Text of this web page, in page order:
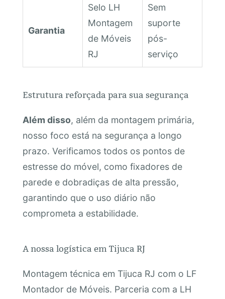
Garantia
Selo LH
Montagem
de Móveis
RJ
Sem
suporte
pós-
serviço
Estrutura reforçada para sua segurança
Além disso, além da montagem primária,
nosso foco está na segurança a longo
prazo. Verificamos todos os pontos de
estresse do móvel, como fixadores de
parede e dobradiças de alta pressão,
garantindo que o uso diário não
comprometa a estabilidade.
A nossa logística em Tijuca RJ
Montagem técnica em Tijuca RJ com o LF
Montador de Móveis. Parceria com a LH